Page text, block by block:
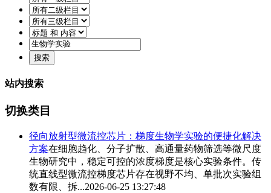
站内搜索
切换类目
径向放射型微流控芯片：梯度生物学实验的便捷化解决
方案在细胞趋化、分子扩散、高通量药物筛选等微尺度
生物研究中，稳定可控的浓度梯度是核心实验条件。传
统直线型微流控梯度芯片存在视野不均、单批次实验组
数有限、拆...2026-06-25 13:27:48